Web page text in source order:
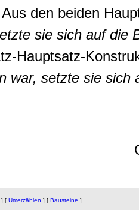
Aus den beiden
sie sich auf die
Hauptsatz-
war, setzte sie sich
] [ Umerzählen ] [ Bausteine ]